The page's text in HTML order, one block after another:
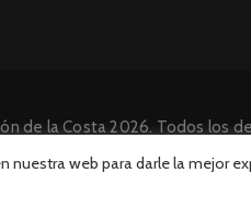
de la Costa 2026. Todos los
por INFORmedia
nuestra web para darle la mejor